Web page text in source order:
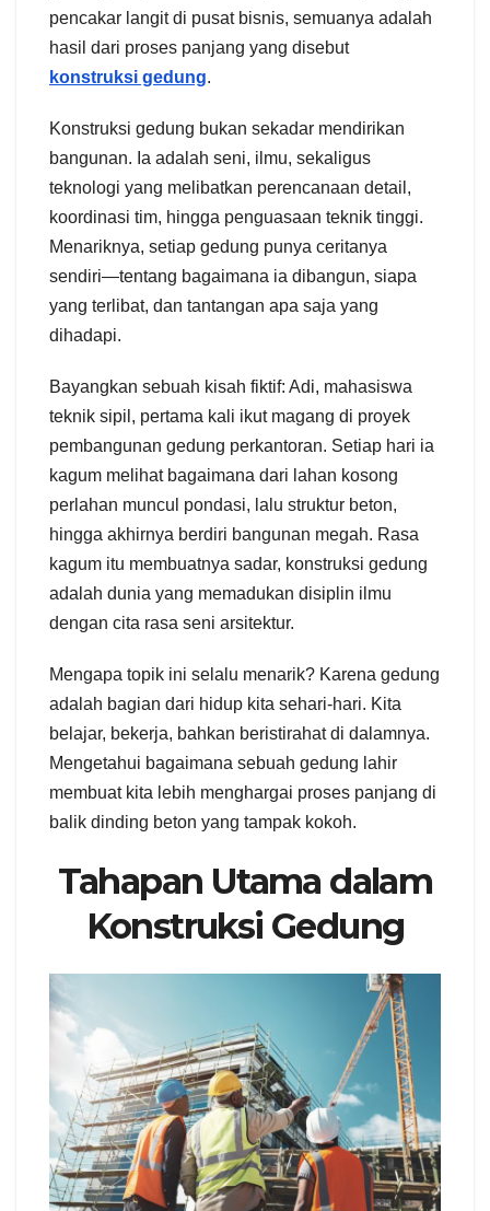
pencakar langit di pusat bisnis, semuanya adalah
hasil dari proses panjang yang disebut
konstruksi gedung.
Konstruksi gedung bukan sekadar mendirikan
bangunan. Ia adalah seni, ilmu, sekaligus
teknologi yang melibatkan perencanaan detail,
koordinasi tim, hingga penguasaan teknik tinggi.
Menariknya, setiap gedung punya ceritanya
sendiri—tentang bagaimana ia dibangun, siapa
yang terlibat, dan tantangan apa saja yang
dihadapi.
Bayangkan sebuah kisah fiktif: Adi, mahasiswa
teknik sipil, pertama kali ikut magang di proyek
pembangunan gedung perkantoran. Setiap hari ia
kagum melihat bagaimana dari lahan kosong
perlahan muncul pondasi, lalu struktur beton,
hingga akhirnya berdiri bangunan megah. Rasa
kagum itu membuatnya sadar, konstruksi gedung
adalah dunia yang memadukan disiplin ilmu
dengan cita rasa seni arsitektur.
Mengapa topik ini selalu menarik? Karena gedung
adalah bagian dari hidup kita sehari-hari. Kita
belajar, bekerja, bahkan beristirahat di dalamnya.
Mengetahui bagaimana sebuah gedung lahir
membuat kita lebih menghargai proses panjang di
balik dinding beton yang tampak kokoh.
Tahapan Utama dalam
Konstruksi Gedung